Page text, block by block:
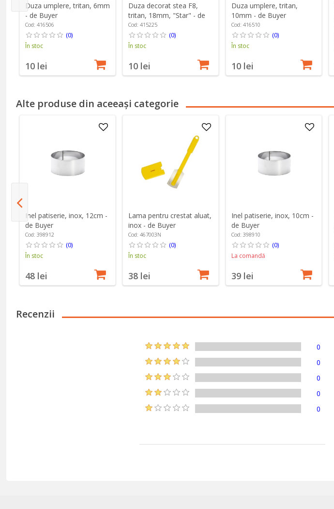
Duza umplere, tritan, 6mm
- de Buyer
Cod: 416506
(0)
În stoc
10 lei
Duza decorat stea F8,
tritan, 18mm, "Star" - de
Buyer
Cod: 415225
(0)
În stoc
10 lei
Duza umplere, tritan,
10mm - de Buyer
Cod: 416510
(0)
În stoc
10 lei
Alte produse din aceeași categorie
Inel patiserie, inox, 12cm -
de Buyer
Cod: 398912
(0)
În stoc
48 lei
Lama pentru crestat aluat,
inox - de Buyer
Cod: 467003N
(0)
În stoc
38 lei
Inel patiserie, inox, 10cm -
de Buyer
Cod: 398910
(0)
La comandă
39 lei
Recenzii
0
0
0
0
0